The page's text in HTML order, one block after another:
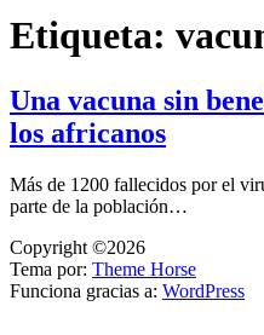
Etiqueta:
Una vacuna sin
los africanos
Más de 1200 fallecidos por el
parte de la población…
Copyright ©2026
Tema por: Theme Horse
Funciona gracias a: WordPress